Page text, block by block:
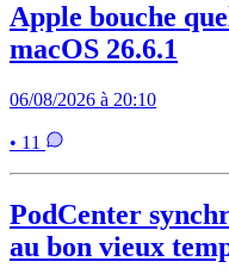
Apple bouche
macOS 26.6.1
06/08/2026 à 20:10
• 11
PodCenter
au bon vieux